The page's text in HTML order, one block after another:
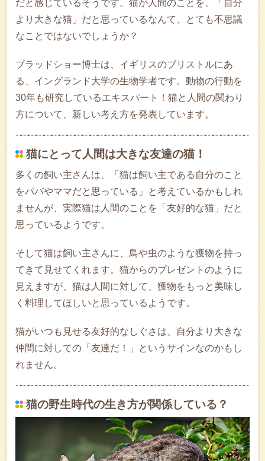
だと感じているそうです。猫が人間のことを、「自分
より大きな猫」だと思っているなんて、とても不思議
なことではないでしょうか？
ブラッドショー博士は、イギリスのブリストルにあ
る、イングランド大学の生物学者です。動物の行動を
30年も研究しているエキスパート！猫と人間の関わり
方について、新しい考え方を発表しています。
猫にとって人間は大きな友達の猫！
多くの飼い主さんは、「猫は飼い主である自分のこと
をパパやママだと思っている」と考えているかもしれ
ませんが、実際猫は人間のことを「友好的な猫」だと
思っているようです。
そして猫は飼い主さんに、鳥や虫のような獲物を持っ
てきて見せてくれます。猫からのプレゼントのように
見えますが、猫は人間に対して、獲物をもっと美味し
く料理してほしいと思っているようです。
猫がいつも見せる友好的なしぐさは、自分より大きな
仲間に対しての「友達だ！」というサインなのかもし
れません。
猫の野生時代の生き方が関係している？